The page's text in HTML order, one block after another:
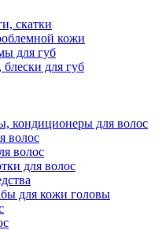
скатки
кожи
для губ
для губ
кондиционеры для волос
волос
волос
для волос
для кожи головы